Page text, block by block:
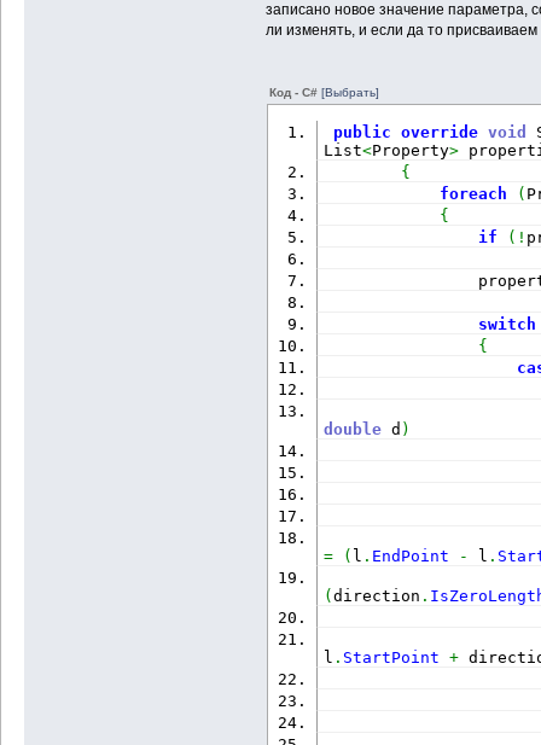
записано новое значение параметра,
ли изменять, и если да то
Код - C# [Выбрать]
public override void
List<Property>
{
foreach
(
{
if
( !
switch
{
double d )
= ( l . EndPoint - l .
(direction .
l . StartPoint +